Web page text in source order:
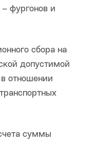
фургонов и
сбора на
допустимой
отношении
суммы